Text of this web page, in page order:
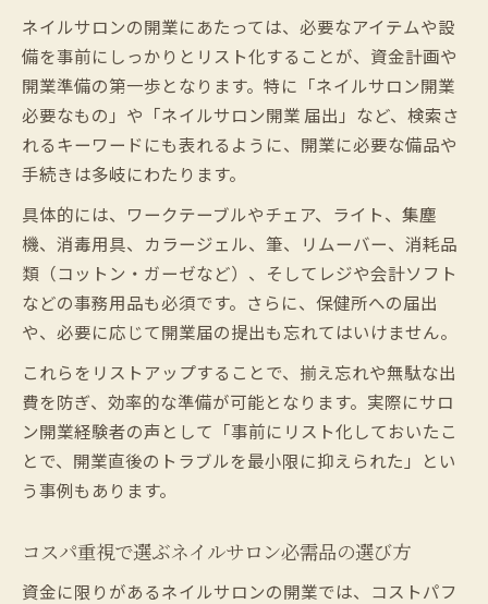
ネイルサロンの開業にあたっては、必要なアイテムや設
備を事前にしっかりとリスト化することが、資金計画や
開業準備の第一歩となります。特に「ネイルサロン開業
必要なもの」や「ネイルサロン開業 届出」など、検索さ
れるキーワードにも表れるように、開業に必要な備品や
手続きは多岐にわたります。
具体的には、ワークテーブルやチェア、ライト、集塵
機、消毒用具、カラージェル、筆、リムーバー、消耗品
類（コットン・ガーゼなど）、そしてレジや会計ソフト
などの事務用品も必須です。さらに、保健所への届出
や、必要に応じて開業届の提出も忘れてはいけません。
これらをリストアップすることで、揃え忘れや無駄な出
費を防ぎ、効率的な準備が可能となります。実際にサロ
ン開業経験者の声として「事前にリスト化しておいたこ
とで、開業直後のトラブルを最小限に抑えられた」とい
う事例もあります。
コスパ重視で選ぶネイルサロン必需品の選び方
資金に限りがあるネイルサロンの開業では、コストパフ